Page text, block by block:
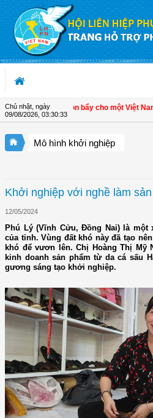
Truy cập nội dung luôn
Chủ nhật, ngày
09/08/2026 03:30:33
tế tư nhân - Đòn bẩy cho một Việt Nam
Mô hình khởi nghiệp
Khởi nghiệp với nghề làm
12/05/2024
Phú Lý (Vĩnh Cửu, Đồng Nai) là một
của tỉnh. Vùng đất khó này đã tạo
khó để vươn lên. Chị Hoàng Thị Mỹ
kinh doanh sản phẩm từ da cá sấu
gương sáng tạo khởi nghiệp.